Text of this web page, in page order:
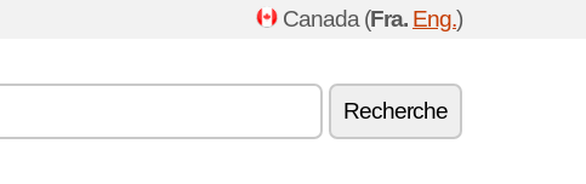
Canada (Fra. Eng.)
Recherche